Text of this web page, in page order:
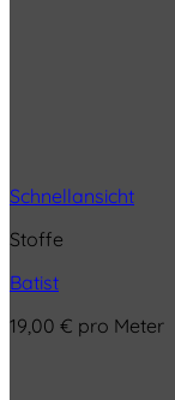
Schnellansicht
Stoffe
Batist
19,00 € pro Meter